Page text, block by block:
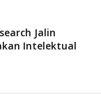
Jalin
Intelektual